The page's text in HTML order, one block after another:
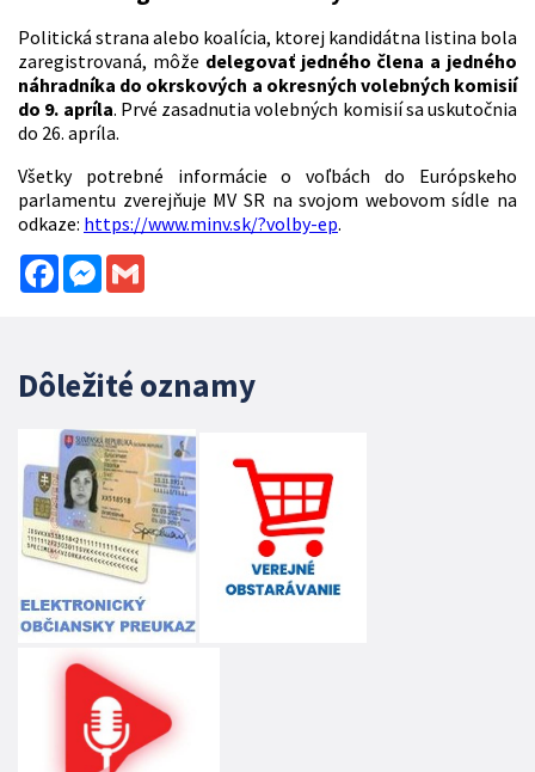
Politická strana alebo koalícia, ktorej kandidátna listina bola
zaregistrovaná, môže delegovať jedného člena a jedného
náhradníka do okrskových a okresných volebných komisií
do 9. apríla. Prvé zasadnutia volebných komisií sa uskutočnia
do 26. apríla.
Všetky potrebné informácie o voľbách do Európskeho
parlamentu zverejňuje MV SR na svojom webovom sídle na
odkaze: https://www.minv.sk/?volby-ep.
FacebookMessenger
Dôležité oznamy